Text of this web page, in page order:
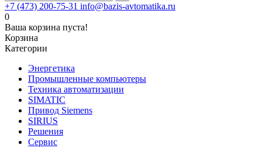
+7 (473) 200-75-31 info@bazis-avtomatika.ru
0
Ваша корзина пуста!
Корзина
Категории
Энергетика
Промышленные компьютеры
Техника автоматизации
SIMATIC
Привод Siemens
SIRIUS
Решения
Сервис